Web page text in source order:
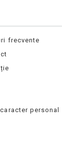
frecvente
personal